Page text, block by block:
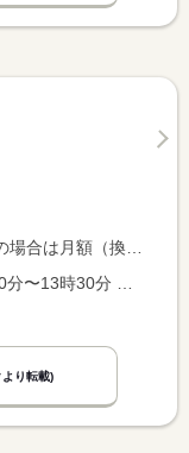
合は時間額を表示しています。
り転載)